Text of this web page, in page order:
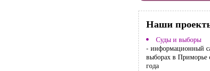
Наши
Суды и выборы
- информационный
выборах в Приморье
года